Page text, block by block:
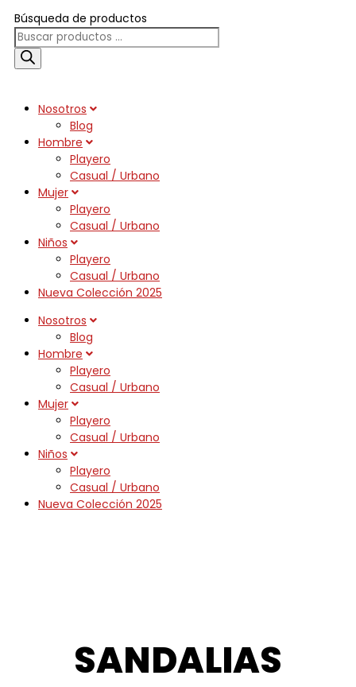
Búsqueda de productos
Nosotros
Blog
Hombre
Playero
Casual / Urbano
Mujer
Playero
Casual / Urbano
Niños
Playero
Casual / Urbano
Nueva Colección 2025
Nosotros
Blog
Hombre
Playero
Casual / Urbano
Mujer
Playero
Casual / Urbano
Niños
Playero
Casual / Urbano
Nueva Colección 2025
SANDALIAS